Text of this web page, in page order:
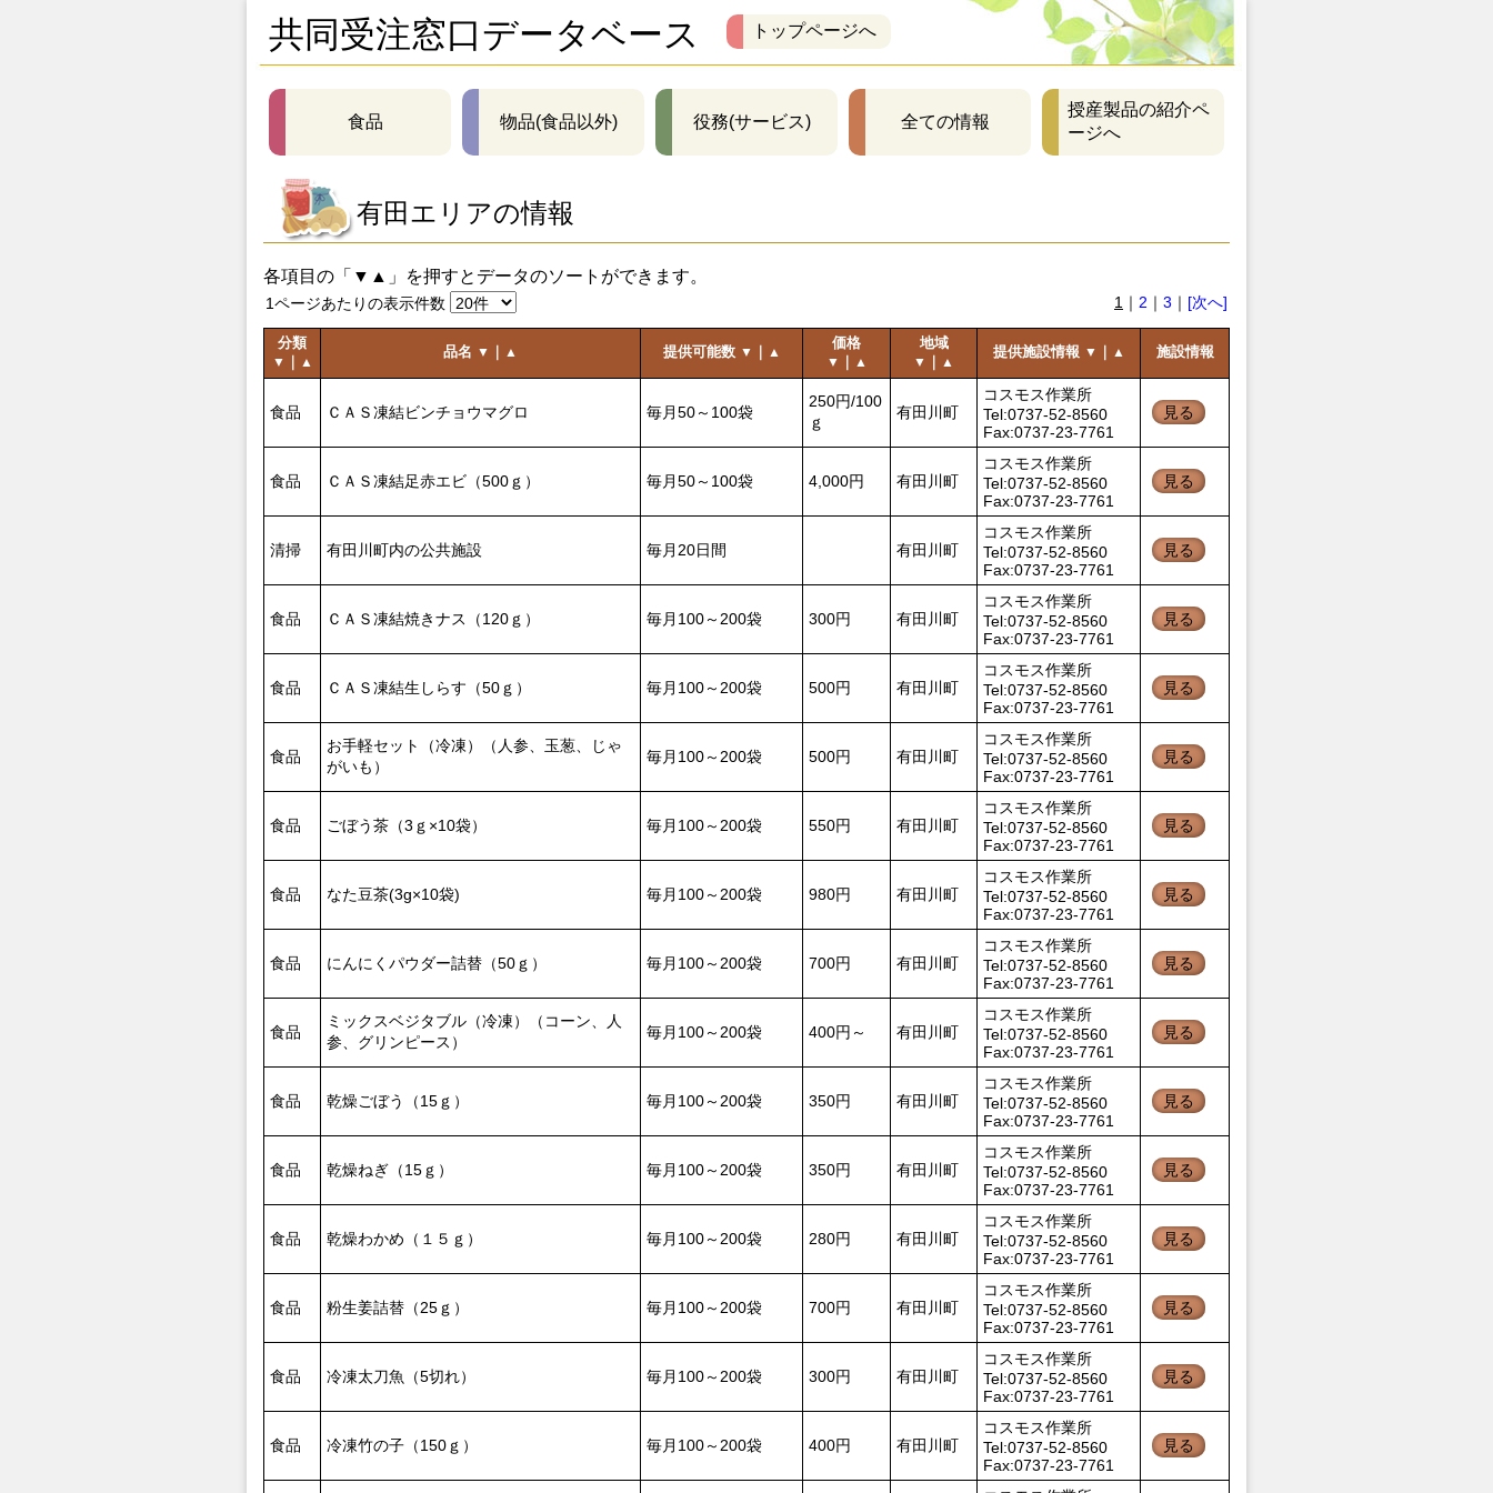
共同受注窓口データベース トップページへ
食品 物品(食品以外) 役務(サービス) 全ての情報
授産製品の紹介ペ
ージへ
有田エリアの情報
各項目の「▼▲」を押すとデータのソートができます。
1ページあたりの表示件数 1 ｜ 2 ｜ 3 ｜ [次へ]
分類
▼ ▲
品名 ▼ ▲ 提供可能数 ▼ ▲
価格
▼ ▲
地域
▼ ▲
提供施設情報 ▼ ▲ 施設情報
食品 ＣＡＳ凍結ビンチョウマグロ 毎月50～100袋
250円/100
ｇ
有田川町
コスモス作業所
Tel:0737-52-8560
Fax:0737-23-7761
見る
食品 ＣＡＳ凍結足赤エビ（500ｇ） 毎月50～100袋 4,000円 有田川町
コスモス作業所
Tel:0737-52-8560
Fax:0737-23-7761
見る
清掃 有田川町内の公共施設 毎月20日間 有田川町
コスモス作業所
Tel:0737-52-8560
Fax:0737-23-7761
見る
食品 ＣＡＳ凍結焼きナス（120ｇ） 毎月100～200袋 300円 有田川町
コスモス作業所
Tel:0737-52-8560
Fax:0737-23-7761
見る
食品 ＣＡＳ凍結生しらす（50ｇ） 毎月100～200袋 500円 有田川町
コスモス作業所
Tel:0737-52-8560
Fax:0737-23-7761
見る
食品
お手軽セット（冷凍）（人参、玉葱、じゃ
がいも）
毎月100～200袋 500円 有田川町
コスモス作業所
Tel:0737-52-8560
Fax:0737-23-7761
見る
食品 ごぼう茶（3ｇ×10袋） 毎月100～200袋 550円 有田川町
コスモス作業所
Tel:0737-52-8560
Fax:0737-23-7761
見る
食品 なた豆茶(3g×10袋) 毎月100～200袋 980円 有田川町
コスモス作業所
Tel:0737-52-8560
Fax:0737-23-7761
見る
食品 にんにくパウダー詰替（50ｇ） 毎月100～200袋 700円 有田川町
コスモス作業所
Tel:0737-52-8560
Fax:0737-23-7761
見る
食品
ミックスベジタブル（冷凍）（コーン、人
参、グリンピース）
毎月100～200袋 400円～ 有田川町
コスモス作業所
Tel:0737-52-8560
Fax:0737-23-7761
見る
食品 乾燥ごぼう（15ｇ） 毎月100～200袋 350円 有田川町
コスモス作業所
Tel:0737-52-8560
Fax:0737-23-7761
見る
食品 乾燥ねぎ（15ｇ） 毎月100～200袋 350円 有田川町
コスモス作業所
Tel:0737-52-8560
Fax:0737-23-7761
見る
食品 乾燥わかめ（１５ｇ） 毎月100～200袋 280円 有田川町
コスモス作業所
Tel:0737-52-8560
Fax:0737-23-7761
見る
食品 粉生姜詰替（25ｇ） 毎月100～200袋 700円 有田川町
コスモス作業所
Tel:0737-52-8560
Fax:0737-23-7761
見る
食品 冷凍太刀魚（5切れ） 毎月100～200袋 300円 有田川町
コスモス作業所
Tel:0737-52-8560
Fax:0737-23-7761
見る
食品 冷凍竹の子（150ｇ） 毎月100～200袋 400円 有田川町
コスモス作業所
Tel:0737-52-8560
Fax:0737-23-7761
見る